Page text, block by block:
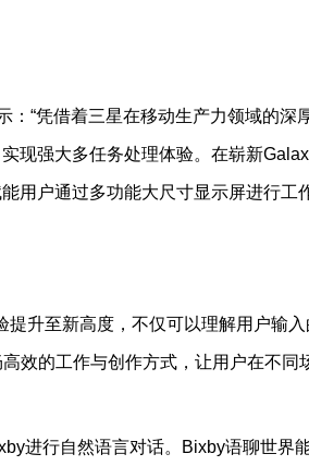
：“凭借着三星在移动生产力领域的深
现强大多任务处理体验。在崭新
用户通过多功能大尺寸显示屏进行工
提升至新高度，不仅可以理解用户输入
效的工作与创作方式，让用户在不同
进行自然语言对话。Bixby语聊世界